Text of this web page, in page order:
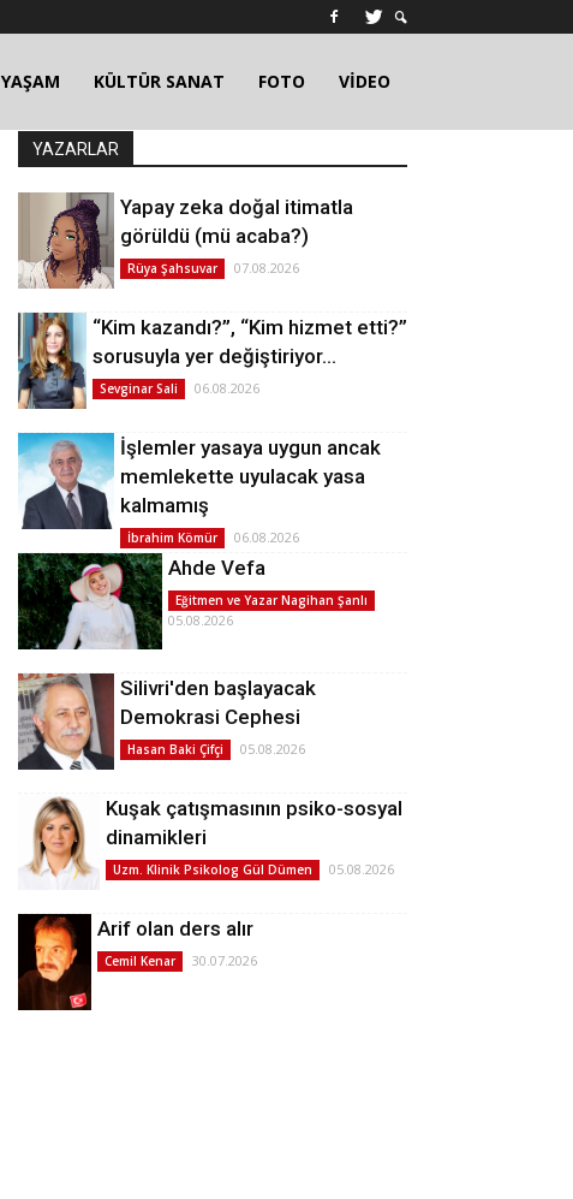
YAŞAM KÜLTÜR SANAT FOTO VİDEO
YAZARLAR
Yapay zeka doğal itimatla
görüldü (mü acaba?)
Rüya Şahsuvar 07.08.2026
“Kim kazandı?”, “Kim hizmet etti?”
sorusuyla yer değiştiriyor…
Sevginar Sali 06.08.2026
İşlemler yasaya uygun ancak
memlekette uyulacak yasa
kalmamış
İbrahim Kömür 06.08.2026
Ahde Vefa
Eğitmen ve Yazar Nagihan Şanlı
05.08.2026
Silivri'den başlayacak
Demokrasi Cephesi
Hasan Baki Çifçi 05.08.2026
Kuşak çatışmasının psiko-sosyal
dinamikleri
Uzm. Klinik Psikolog Gül Dümen 05.08.2026
Arif olan ders alır
Cemil Kenar 30.07.2026